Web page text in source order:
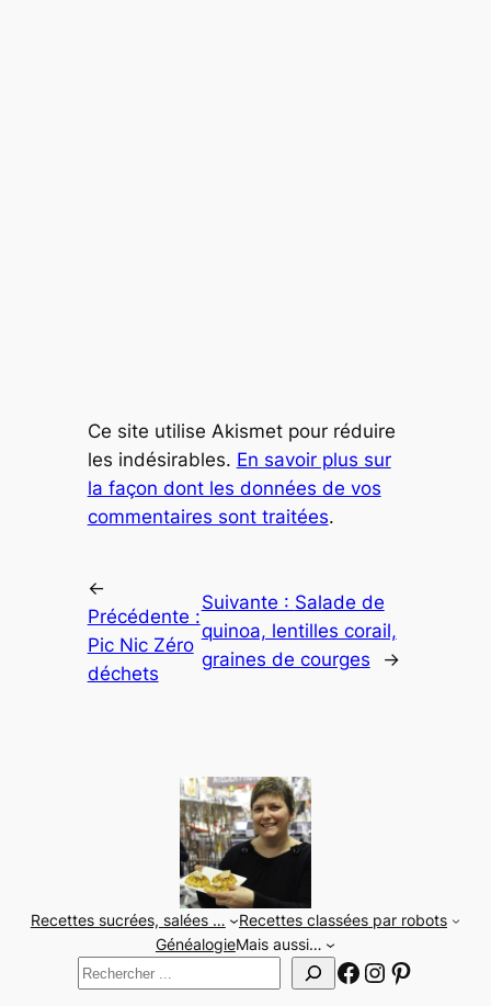
Ce site utilise Akismet pour réduire
les indésirables. En savoir plus sur
la façon dont les données de vos
commentaires sont traitées.
←
Précédente :
Pic Nic Zéro
déchets
Suivante : Salade de
quinoa, lentilles corail,
graines de courges
→
Recettes sucrées, salées …
Recettes classées par robots
GénéalogieMais aussi…
Rechercher
Facebook
Instagram